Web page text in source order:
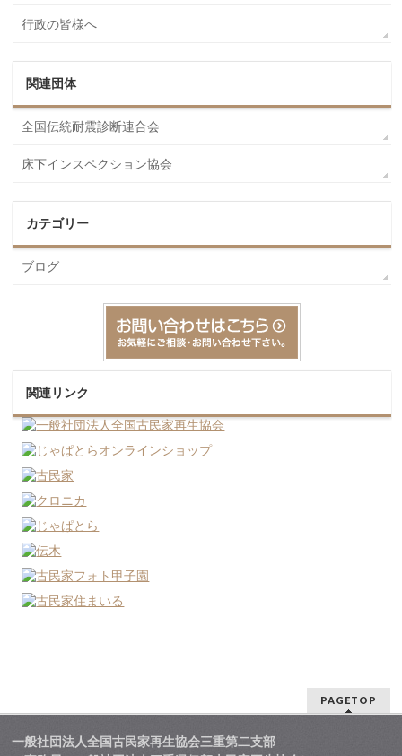
行政の皆様へ
関連団体
全国伝統耐震診断連合会
床下インスペクション協会
カテゴリー
ブログ
関連リンク
PAGETOP
一般社団法人全国古民家再生協会三重第二支部